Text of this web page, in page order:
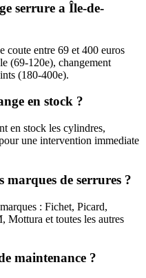
serrure a Île-de-
coute entre 69 et 400 euros
(69-120e), changement
(180-400e).
en stock ?
en stock les cylindres,
une intervention immediate
marques de serrures ?
: Fichet, Picard,
et toutes les autres
maintenance ?